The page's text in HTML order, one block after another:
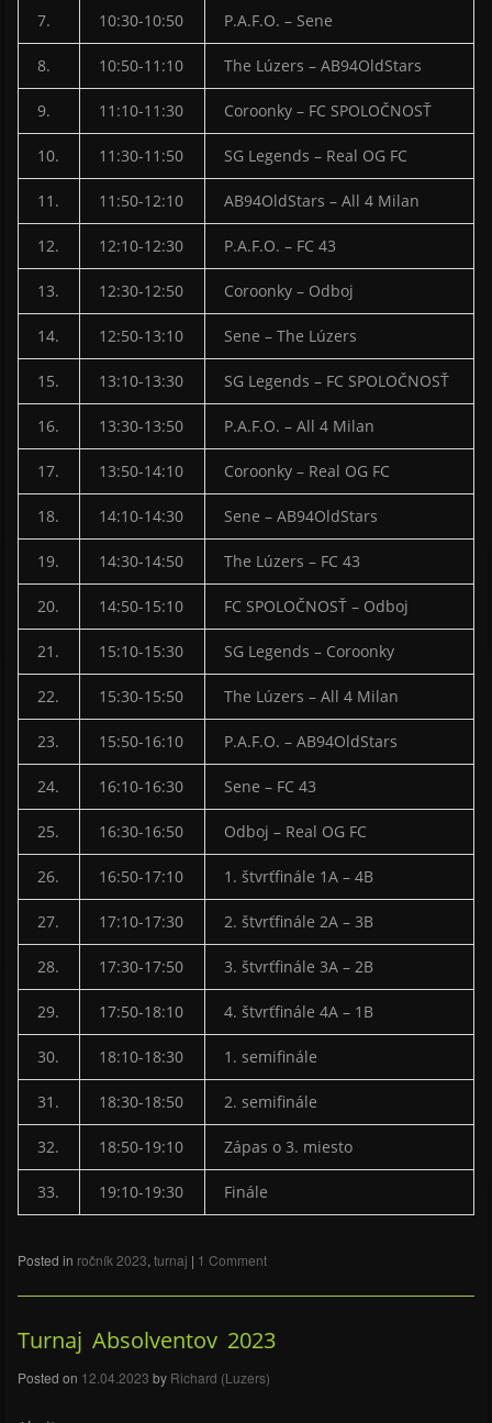
7. 10:30-10:50 P.A.F.O. – Sene
8. 10:50-11:10 The Lúzers – AB94OldStars
9. 11:10-11:30 Coroonky – FC SPOLOČNOSŤ
10. 11:30-11:50 SG Legends – Real OG FC
11. 11:50-12:10 AB94OldStars – All 4 Milan
12. 12:10-12:30 P.A.F.O. – FC 43
13. 12:30-12:50 Coroonky – Odboj
14. 12:50-13:10 Sene – The Lúzers
15. 13:10-13:30 SG Legends – FC SPOLOČNOSŤ
16. 13:30-13:50 P.A.F.O. – All 4 Milan
17. 13:50-14:10 Coroonky – Real OG FC
18. 14:10-14:30 Sene – AB94OldStars
19. 14:30-14:50 The Lúzers – FC 43
20. 14:50-15:10 FC SPOLOČNOSŤ – Odboj
21. 15:10-15:30 SG Legends – Coroonky
22. 15:30-15:50 The Lúzers – All 4 Milan
23. 15:50-16:10 P.A.F.O. – AB94OldStars
24. 16:10-16:30 Sene – FC 43
25. 16:30-16:50 Odboj – Real OG FC
26. 16:50-17:10 1. štvrťfinále 1A – 4B
27. 17:10-17:30 2. štvrťfinále 2A – 3B
28. 17:30-17:50 3. štvrťfinále 3A – 2B
29. 17:50-18:10 4. štvrťfinále 4A – 1B
30. 18:10-18:30 1. semifinále
31. 18:30-18:50 2. semifinále
32. 18:50-19:10 Zápas o 3. miesto
33. 19:10-19:30 Finále
Posted in ročník 2023, turnaj | 1 Comment
Turnaj Absolventov 2023
Posted on 12.04.2023 by Richard (Luzers)